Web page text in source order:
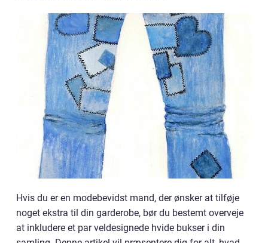
Hvis du er en modebevidst mand, der ønsker at tilføje
noget ekstra til din garderobe, bør du bestemt overveje
at inkludere et par veldesignede hvide bukser i din